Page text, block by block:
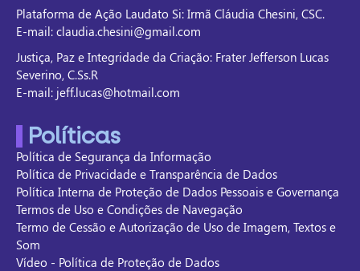
Plataforma de Ação Laudato Si: Irmã Cláudia Chesini, CSC.
E-mail: claudia.chesini@gmail.com
Justiça, Paz e Integridade da Criação: Frater Jefferson Lucas
Severino, C.Ss.R
E-mail: jeff.lucas@hotmail.com
Políticas
Política de Segurança da Informação
Política de Privacidade e Transparência de Dados
Política Interna de Proteção de Dados Pessoais e Governança
Termos de Uso e Condições de Navegação
Termo de Cessão e Autorização de Uso de Imagem, Textos e
Som
Vídeo - Política de Proteção de Dados